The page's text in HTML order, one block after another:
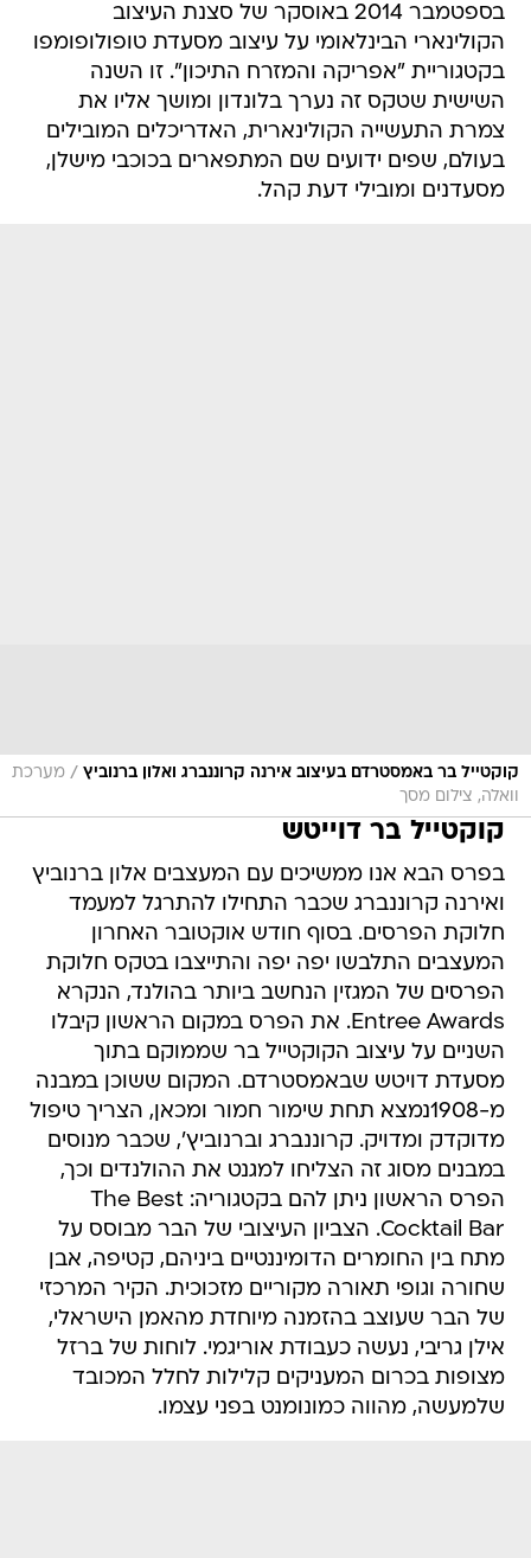
בספטמבר 2014 באוסקר של סצנת העיצוב
הקולינארי הבינלאומי על עיצוב מסעדת טופולופומפו
בקטגוריית "אפריקה והמזרח התיכון". זו השנה
השישית שטקס זה נערך בלונדון ומושך אליו את
צמרת התעשייה הקולינארית, האדריכלים המובילים
בעולם, שפים ידועים שם המתפארים בכוכבי מישלן,
מסעדנים ומובילי דעת קהל.
קוקטייל בר באמסטרדם בעיצוב אירנה קרוננברג ואלון ברנוביץ / מערכת
וואלה, צילום מסך
קוקטייל בר דוייטש
בפרס הבא אנו ממשיכים עם המעצבים אלון ברנוביץ
ואירנה קרוננברג שכבר התחילו להתרגל למעמד
חלוקת הפרסים. בסוף חודש אוקטובר האחרון
המעצבים התלבשו יפה יפה והתייצבו בטקס חלוקת
הפרסים של המגזין הנחשב ביותר בהולנד, הנקרא
Entree Awards. את הפרס במקום הראשון קיבלו
השניים על עיצוב הקוקטייל בר שממוקם בתוך
מסעדת דויטש שבאמסטרדם. המקום ששוכן במבנה
מ-1908נמצא תחת שימור חמור ומכאן, הצריך טיפול
מדוקדק ומדויק. קרוננברג וברנוביץ', שכבר מנוסים
במבנים מסוג זה הצליחו למגנט את ההולנדים וכך,
הפרס הראשון ניתן להם בקטגוריה: The Best
Cocktail Bar. הצביון העיצובי של הבר מבוסס על
מתח בין החומרים הדומיננטיים ביניהם, קטיפה, אבן
שחורה וגופי תאורה מקוריים מזכוכית. הקיר המרכזי
של הבר שעוצב בהזמנה מיוחדת מהאמן הישראלי,
אילן גריבי, נעשה כעבודת אוריגמי. לוחות של ברזל
מצופות בכרום המעניקים קלילות לחלל המכובד
שלמעשה, מהווה כמונומנט בפני עצמו.